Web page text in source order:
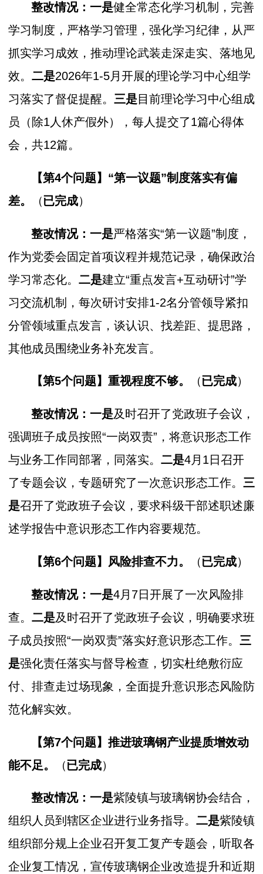
整改情况： 一是健全常态化学习机制，完善
学习制度，严格学习管理，强化学习纪律，从严
抓实学习成效，推动理论武装走深走实、落地见
效。 二是2026年1-5月开展的理论学习中心组学
习落实了督促提醒。 三是目前理论学习中心组成
员（除1人休产假外），每人提交了1篇心得体
会，共12篇。
【第4个问题】 “第一议题”制度落实有偏
差。
（已完成）
整改情况：一是严格落实“第一议题”制度，
作为党委会固定首项议程并规范记录，确保政治
学习常态化。 二是建立“重点发言+互动研讨”学
习交流机制，每次研讨安排1-2名分管领导紧扣
分管领域重点发言，谈认识、找差距、提思路，
其他成员围绕业务补充发言。
【第5个问题】重视程度不够。 （已完成）
整改情况：一是及时召开了党政班子会议，
强调班子成员按照“一岗双责”，将意识形态工作
与业务工作同部署，同落实。 二是4月1日召开
了专题会议，专题研究了一次意识形态工作。 三
是召开了党政班子会议，要求科级干部述职述廉
述学报告中意识形态工作内容要规范。
【第6个问题】 风险排查不力。 （已完成）
整改情况：一是4月7日开展了一次风险排
查。 二是及时召开了党政班子会议，明确要求班
子成员按照“一岗双责”落实好意识形态工作。 三
是强化责任落实与督导检查，切实杜绝敷衍应
付、排查走过场现象，全面提升意识形态风险防
范化解实效。
【第7个问题】推进玻璃钢产业提质增效动
能不足。
（已完成）
整改情况：一是紫陵镇与玻璃钢协会结合，
组织人员到辖区企业进行业务指导。 二是紫陵镇
组织部分规上企业召开复工复产专题会，听取各
企业复工情况，宣传玻璃钢企业改造提升和近期